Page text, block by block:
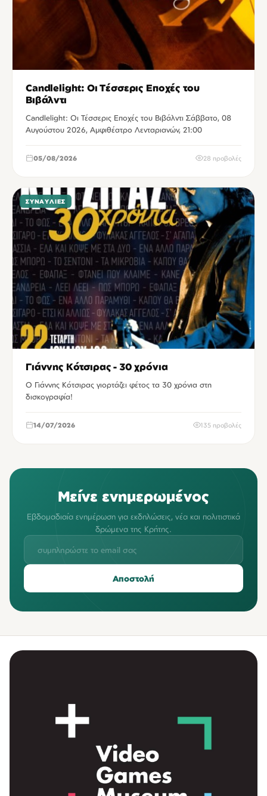
Candlelight: Οι Τέσσερις Εποχές του
Βιβάλντι
Candlelight: Οι Τέσσερις Εποχές του Βιβάλντι Σάββατο, 08
Αυγούστου 2026, Αμφιθέατρο Λενταριανών, 21:00
05/08/2026 28 προβολές
ΣΥΝΑΥΛΊΕΣ
Γιάννης Κότσιρας - 30 χρόνια
Ο Γιάννης Κότσιρας γιορτάζει φέτος τα 30 χρόνια στη
δισκογραφία!
14/07/2026 135 προβολές
Μείνε ενημερωμένος
Εβδομαδιαία ενημέρωση για εκδηλώσεις, νέα και πολιτιστικά
δρώμενα της Κρήτης.
Αποστολή